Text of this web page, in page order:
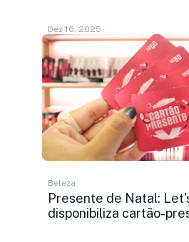
Dez 16, 2025
Beleza
Presente de Natal:
disponibiliza cartão-